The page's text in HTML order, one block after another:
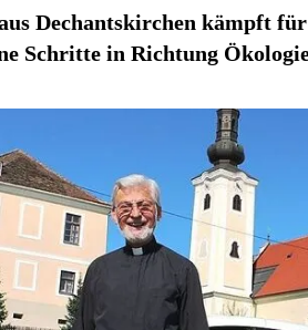
Dechantskirchen kämpft
Schritte in Richtung